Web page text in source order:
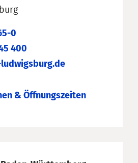
0
400
& Öffnungszeiten